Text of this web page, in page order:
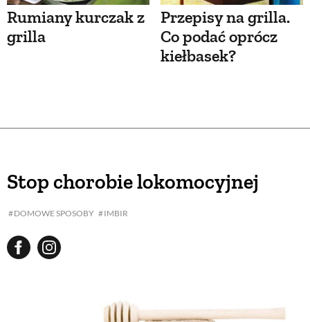
Rumiany kurczak z
grilla
Przepisy na grilla.
Co podać oprócz
kiełbasek?
Stop chorobie lokomocyjnej
DOMOWE SPOSOBY IMBIR